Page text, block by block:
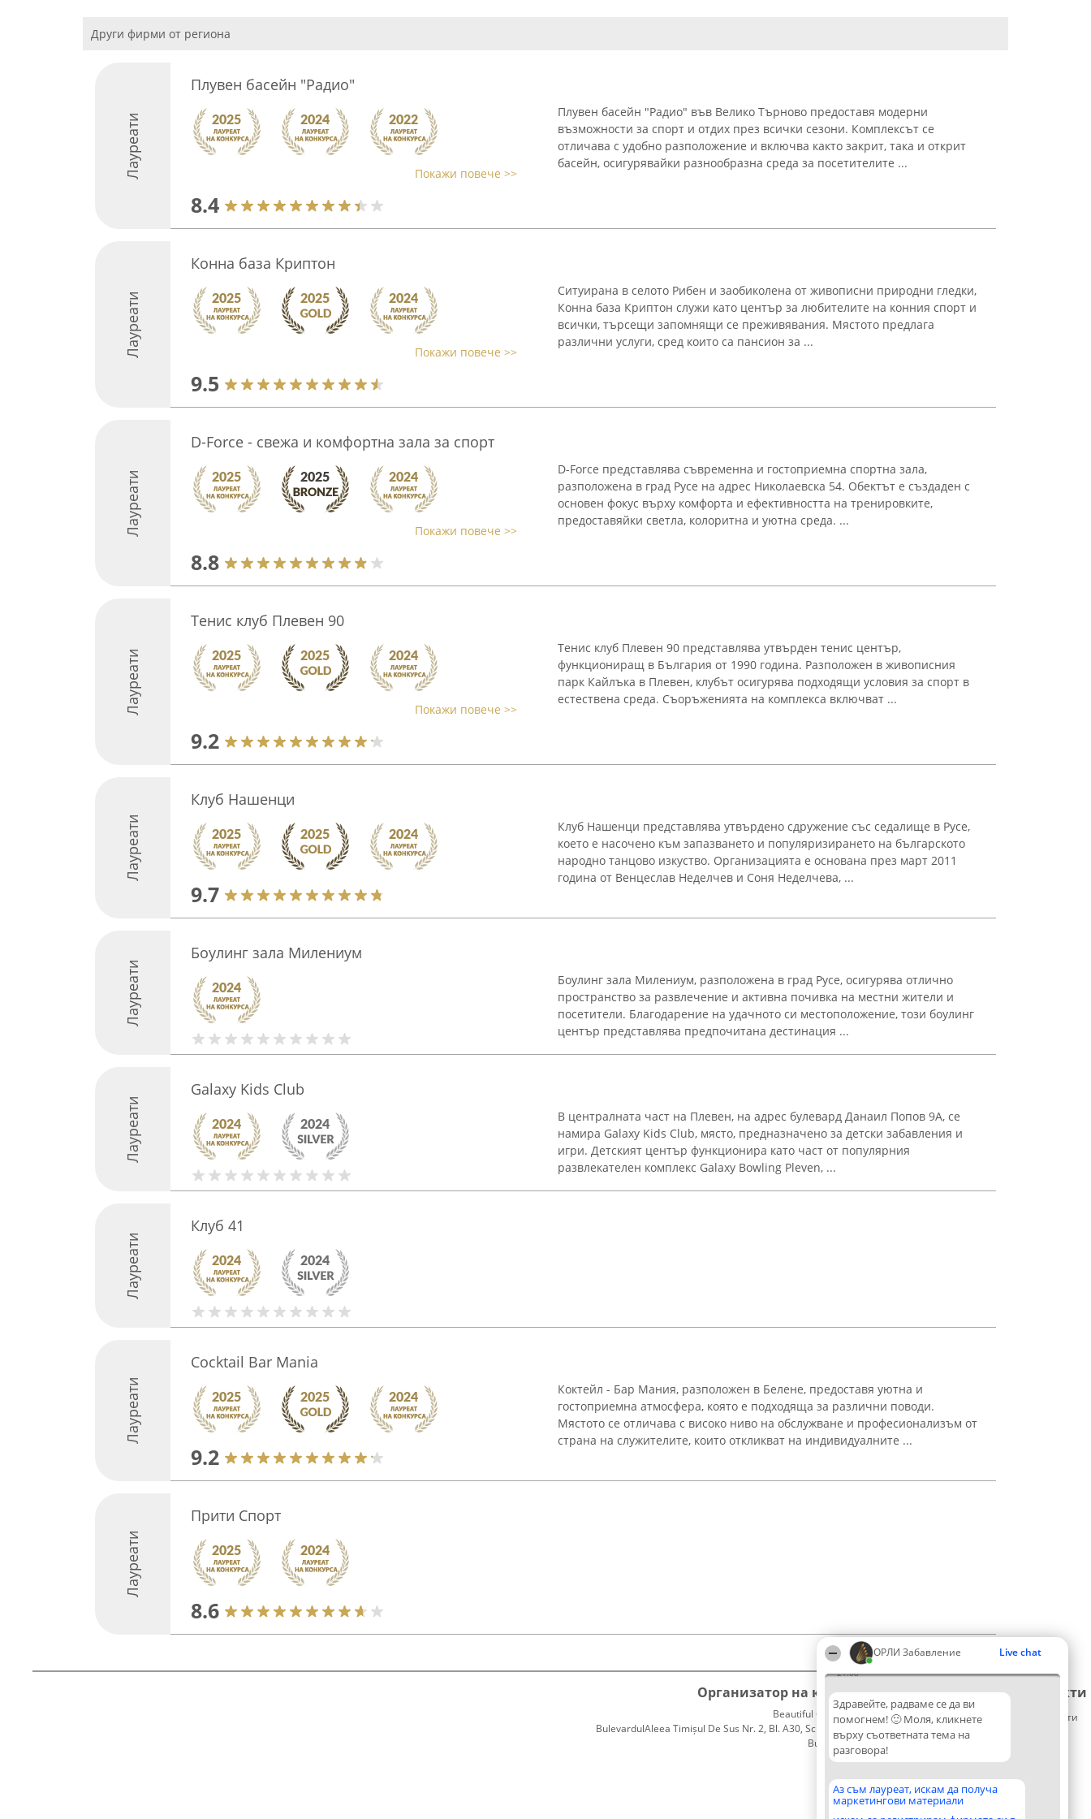
ОРЛИ Забавление Live chat
21:08
Здравейте, радваме се да ви
помогнем! 🙂 Моля, кликнете
върху съответната тема на
разговора!
Аз съм лауреат, искам да получа
маркетингови материали
Други фирми от региона
Лауреати
Плувен басейн "Радио"
Покажи повече >>
8.4
Плувен басейн "Радио" във Велико Търново предоставя модерни
възможности за спорт и отдих през всички сезони. Комплексът се
отличава с удобно разположение и включва както закрит, така и открит
басейн, осигурявайки разнообразна среда за посетителите ...
Лауреати
Конна база Криптон
Покажи повече >>
9.5
Ситуирана в селото Рибен и заобиколена от живописни природни гледки,
Конна база Криптон служи като център за любителите на конния спорт и
всички, търсещи запомнящи се преживявания. Мястото предлага
различни услуги, сред които са пансион за ...
Лауреати
D-Force - свежа и комфортна зала за спорт
Покажи повече >>
8.8
D-Force представлява съвременна и гостоприемна спортна зала,
разположена в град Русе на адрес Николаевска 54. Обектът е създаден с
основен фокус върху комфорта и ефективността на тренировките,
предоставяйки светла, колоритна и уютна среда. ...
Лауреати
Тенис клуб Плевен 90
Покажи повече >>
9.2
Тенис клуб Плевен 90 представлява утвърден тенис център,
функциониращ в България от 1990 година. Разположен в живописния
парк Кайлъка в Плевен, клубът осигурява подходящи условия за спорт в
естествена среда. Съоръженията на комплекса включват ...
Лауреати
Клуб Нашенци
9.7
Клуб Нашенци представлява утвърдено сдружение със седалище в Русе,
което е насочено към запазването и популяризирането на българското
народно танцово изкуство. Организацията е основана през март 2011
година от Венцеслав Неделчев и Соня Неделчева, ...
Лауреати
Боулинг зала Милениум
Боулинг зала Милениум, разположена в град Русе, осигурява отлично
пространство за развлечение и активна почивка на местни жители и
посетители. Благодарение на удачното си местоположение, този боулинг
център представлява предпочитана дестинация ...
Лауреати
Galaxy Kids Club
В централната част на Плевен, на адрес булевард Данаил Попов 9А, се
намира Galaxy Kids Club, място, предназначено за детски забавления и
игри. Детският център функционира като част от популярния
развлекателен комплекс Galaxy Bowling Pleven, ...
Лауреати
Клуб 41
Лауреати
Cocktail Bar Mania
9.2
Коктейл - Бар Мания, разположен в Белене, предоставя уютна и
гостоприемна атмосфера, която е подходяща за различни поводи.
Мястото се отличава с високо ниво на обслужване и професионализъм от
страна на служителите, които откликват на индивидуалните ...
Лауреати
Прити Спорт
8.6
Организатор на класиране
Beautiful Company S.R.L.
BulevardulAleea Timișul De Sus Nr. 2, Bl. A30, Sc. A, Et. 4, Ap. 13
București 53-238
CUI 36737675
Класация
Победители
Списък
на
Правила
Статут/
Устав
Контакти
Контакти